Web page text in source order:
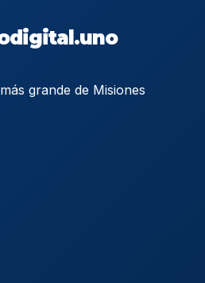
grande de Misiones